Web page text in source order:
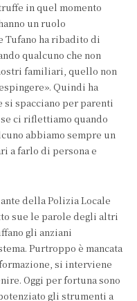
in quel momento
un ruolo
Tufano ha ribadito di
qualcuno che non
familiari, quello non
Quindi ha
spacciano per parenti
ci riflettiamo quando
abbiamo sempre un
a farlo di persona e
della Polizia Locale
sue le parole degli altri
gli anziani
Purtroppo è mancata
si interviene
Oggi per fortuna sono
gli strumenti a